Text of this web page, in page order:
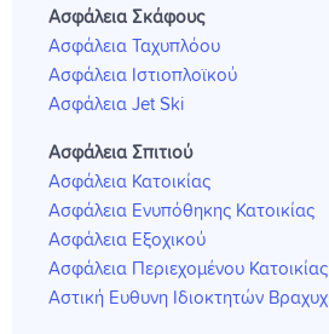
Ασφάλεια Σκάφους
Ασφάλεια Ταχυπλόου
Ασφάλεια Ιστιοπλοϊκού
Ασφάλεια Jet Ski
Ασφάλεια Σπιτιού
Ασφάλεια Κατοικίας
Ασφάλεια Ενυπόθηκης Κατοικίας
Ασφάλεια Εξοχικού
Ασφάλεια Περιεχομένου Κατοικίας
Αστική Ευθυνη Ιδιοκτητών